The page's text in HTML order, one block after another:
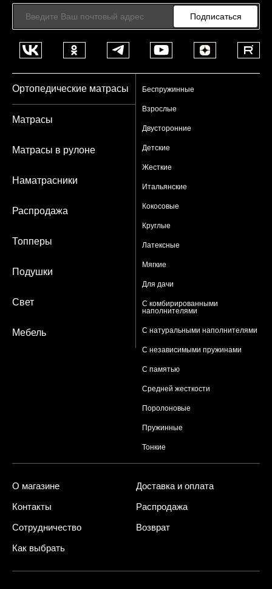
Подписаться
Ортопедические матрасы Беспружинные
Взрослые
Двусторонние
Детские
Жесткие
Итальянские
Кокосовые
Круглые
Латексные
Мягкие
Для дачи
С комбирированными
наполнителями
С натуральными наполнителями
С независимыми пружинами
С памятью
Средней жесткости
Поролоновые
Пружинные
Тонкие
Матрасы
Матрасы в рулоне
Наматрасники
Распродажа
Топперы
Подушки
Свет
Мебель
О магазине
Доставка и оплата
Контакты
Распродажа
Сотрудничество
Возврат
Как выбрать